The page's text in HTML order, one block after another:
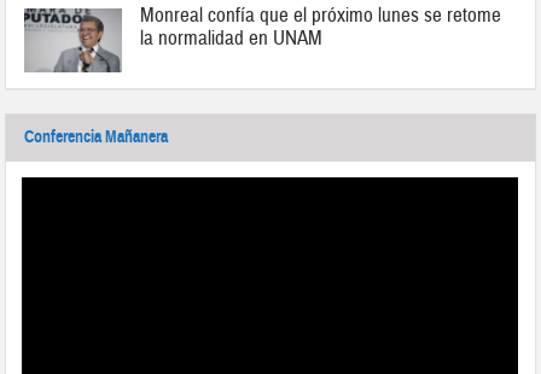
Monreal confía que el próximo lunes se retome
la normalidad en UNAM
Conferencia Mañanera